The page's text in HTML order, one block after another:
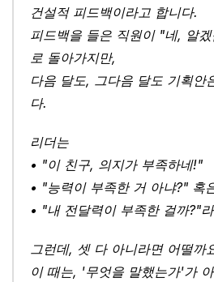
건설적 피드백이라고 합니다.
피드백을 들은 직원이 "네, 알
로 돌아가지만,
다음 달도, 그다음 달도 기획안
다.
리더는
• "이 친구, 의지가 부족하네!"
• "능력이 부족한 거 아냐?" 혹
• "내 전달력이 부족한 걸까?"
그런데, 셋 다 아니라면 어떨까
이 때는, '무엇을 말했는가'가